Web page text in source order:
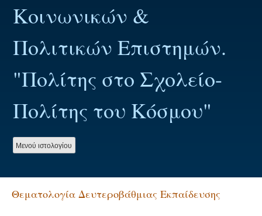
Κοινωνικών &
Πολιτικών Επιστημών.
"Πολίτης στο Σχολείο-
Πολίτης του Κόσμου"
Mενού ιστολογίου
Θεματολογία Δευτεροβάθμιας Εκπαίδευσης